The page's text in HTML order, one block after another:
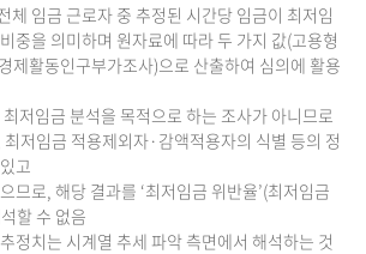
체 임금 근로자 중 추정된 시간당 임금이 최저임
중을 의미하며 원자료에 따라 두 가지 값(고용형
제활동인구부가조사)으로 산출하여 심의에 활용
저임금 분석을 목적으로 하는 조사가 아니므로
저임금 적용제외자·감액적용자의 식별 등의 정
고
므로, 해당 결과를 ‘최저임금 위반율’(최저임금
할 수 없음
정치는 시계열 추세 파악 측면에서 해석하는 것